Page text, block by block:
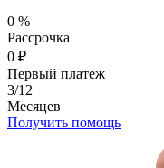
0 %
Рассрочка
0 ₽
Первый платеж
3/12
Месяцев
Получить помощь